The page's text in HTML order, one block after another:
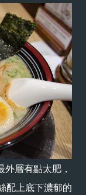
層有點太肥，
配上底下濃郁的